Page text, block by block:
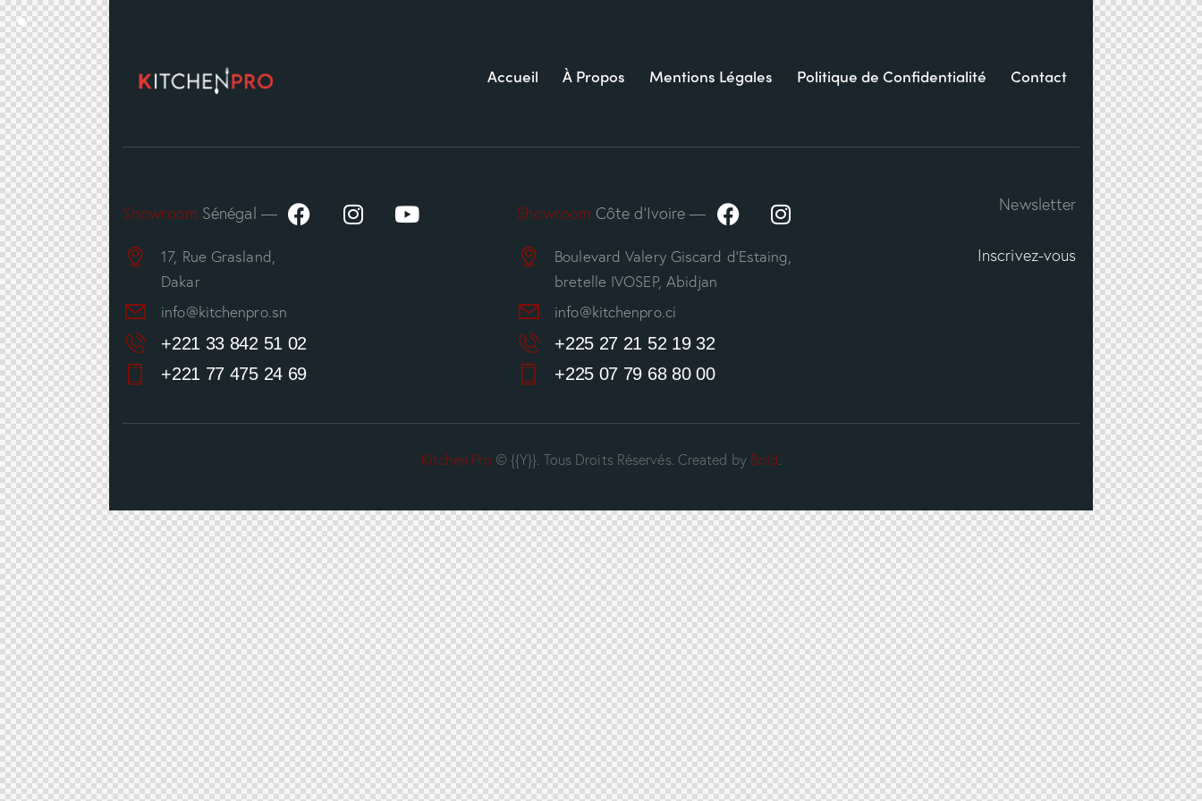
Accueil À Propos Mentions Légales Politique de Confidentialité Contact
Showroom Sénégal —
17, Rue Grasland,
Dakar
info@kitchenpro.sn
+221 33 842 51 02
+221 77 475 24 69
Showroom Côte d’Ivoire —
Boulevard Valery Giscard d’Estaing,
bretelle IVOSEP, Abidjan
info@kitchenpro.ci
+225 27 21 52 19 32
+225 07 79 68 80 00
Newsletter
Inscrivez-vous
Kitchen Pro © {{Y}}. Tous Droits Réservés. Created by Bold.